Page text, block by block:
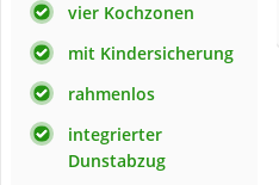
vier Kochzonen
mit Kindersicherung
rahmenlos
integrierter
Dunstabzug